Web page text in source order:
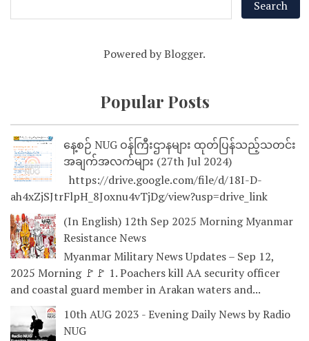
Powered byBlogger.
Popular Posts
နေ့စဉ် NUG ဝန်ကြီးဌာနများ ထုတ်ပြန်သည့်သတင်း
အချက်အလက်များ (27th Jul 2024)
https://drive.google.com/file/d/18I-D-
ah4xZjSJtrFlpH_8Joxnu4vTjDg/view?usp=drive_link
(In English) 12th Sep 2025 Morning Myanmar
Resistance News
Myanmar Military News Updates – Sep 12,
2025 Morning 🚩🚩 1. Poachers kill AA security officer
and coastal guard member in Arakan waters and...
10th AUG 2023 - Evening Daily News by Radio
NUG